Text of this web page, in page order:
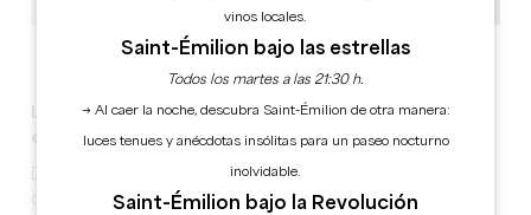
Ver todas las fotos
La serenidad del entorno, la profesionalidad de un
establecimiento de 3 estrellas
Durante un día o una estancia más larga, le acogerá la
calma de este castillo del siglo XVI para vivir una
vinos locales.
Saint-Émilion bajo las estrellas
Todos los martes a las 21:30 h.
→ Al caer la noche, descubra Saint-Émilion de otra manera:
luces tenues y anécdotas insólitas para un paseo nocturno
inolvidable.
Saint-Émilion bajo la Revolución